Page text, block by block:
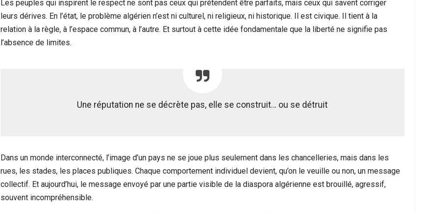
Les peuples qui inspirent le respect ne sont pas ceux qui prétendent être parfaits, mais ceux qui savent corriger
leurs dérives. En l’état, le problème algérien n’est ni culturel, ni religieux, ni historique. Il est civique. Il tient à la
relation à la règle, à l’espace commun, à l’autre. Et surtout à cette idée fondamentale que la liberté ne signifie pas
l’absence de limites.
Une réputation ne se décrète pas, elle se construit… ou se détruit
Dans un monde interconnecté, l’image d’un pays ne se joue plus seulement dans les chancelleries, mais dans les
rues, les stades, les places publiques. Chaque comportement individuel devient, qu’on le veuille ou non, un message
collectif. Et aujourd’hui, le message envoyé par une partie visible de la diaspora algérienne est brouillé, agressif,
souvent incompréhensible.